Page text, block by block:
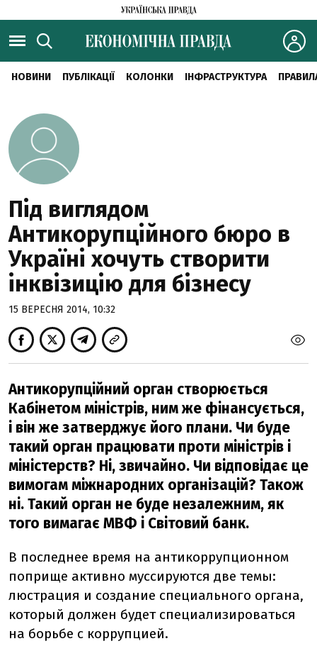
НОВИНИ ПУБЛІКАЦІЇ КОЛОНКИ ІНФРАСТРУКТУРА
Під виглядом
Антикорупційного бюро в
Україні хочуть створити
інквізицію для бізнесу
15 ВЕРЕСНЯ 2014, 10:32
Антикорупційний орган створюється
Кабінетом міністрів, ним же фінансується,
і він же затверджує його плани. Чи буде
такий орган працювати проти міністрів і
міністерств? Ні, звичайно. Чи відповідає це
вимогам міжнародних організацій? Також
ні. Такий орган не буде незалежним, як
того вимагає МВФ і Світовий банк.
В последнее время на антикоррупционном
поприще активно муссируются две темы:
люстрация и создание специального органа,
который должен будет специализироваться
на борьбе с коррупцией.